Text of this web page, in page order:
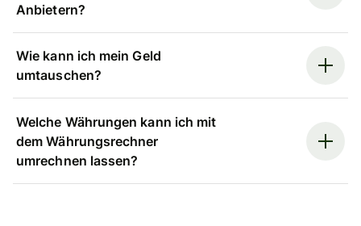
Anbietern?
Wie kann ich mein Geld
umtauschen?
Welche Währungen kann ich mit
dem Währungsrechner
umrechnen lassen?